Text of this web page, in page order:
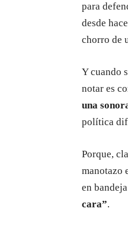
para
desde
chorro de
Y cuando
notar es
una
política
Porque,
manotazo
en
cara”.